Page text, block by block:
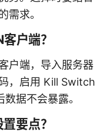
需求。
户端？
户端，导入服务器
，启用 Kill Switch
据不会暴露。
要点？